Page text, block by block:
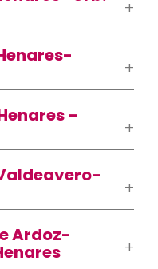
–
Ardoz-